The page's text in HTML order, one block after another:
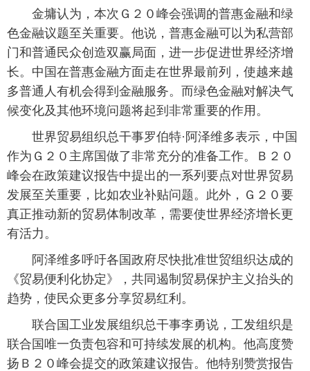
金墉认为，本次Ｇ２０峰会强调的普惠金融和绿
色金融议题至关重要。他说，普惠金融可以为私营部
门和普通民众创造双赢局面，进一步促进世界经济增
长。中国在普惠金融方面走在世界最前列，使越来越
多普通人有机会得到金融服务。而绿色金融对解决气
候变化及其他环境问题将起到非常重要的作用。
世界贸易组织总干事罗伯特·阿泽维多表示，中国
作为Ｇ２０主席国做了非常充分的准备工作。Ｂ２０
峰会在政策建议报告中提出的一系列要点对世界贸易
发展至关重要，比如农业补贴问题。此外，Ｇ２０要
真正推动新的贸易体制改革，需要使世界经济增长更
有活力。
阿泽维多呼吁各国政府尽快批准世贸组织达成的
《贸易便利化协定》，共同遏制贸易保护主义抬头的
趋势，使民众更多分享贸易红利。
联合国工业发展组织总干事李勇说，工发组织是
联合国唯一负责包容和可持续发展的机构。他高度赞
扬Ｂ２０峰会提交的政策建议报告。他特别赞赏报告